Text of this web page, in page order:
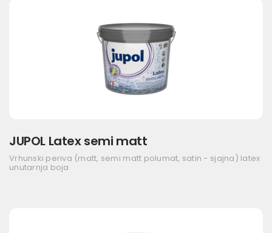
JUPOL Latex semi matt
Vrhunski periva (matt, semi matt polumat, satin - sjajna) latex
unutarnja boja